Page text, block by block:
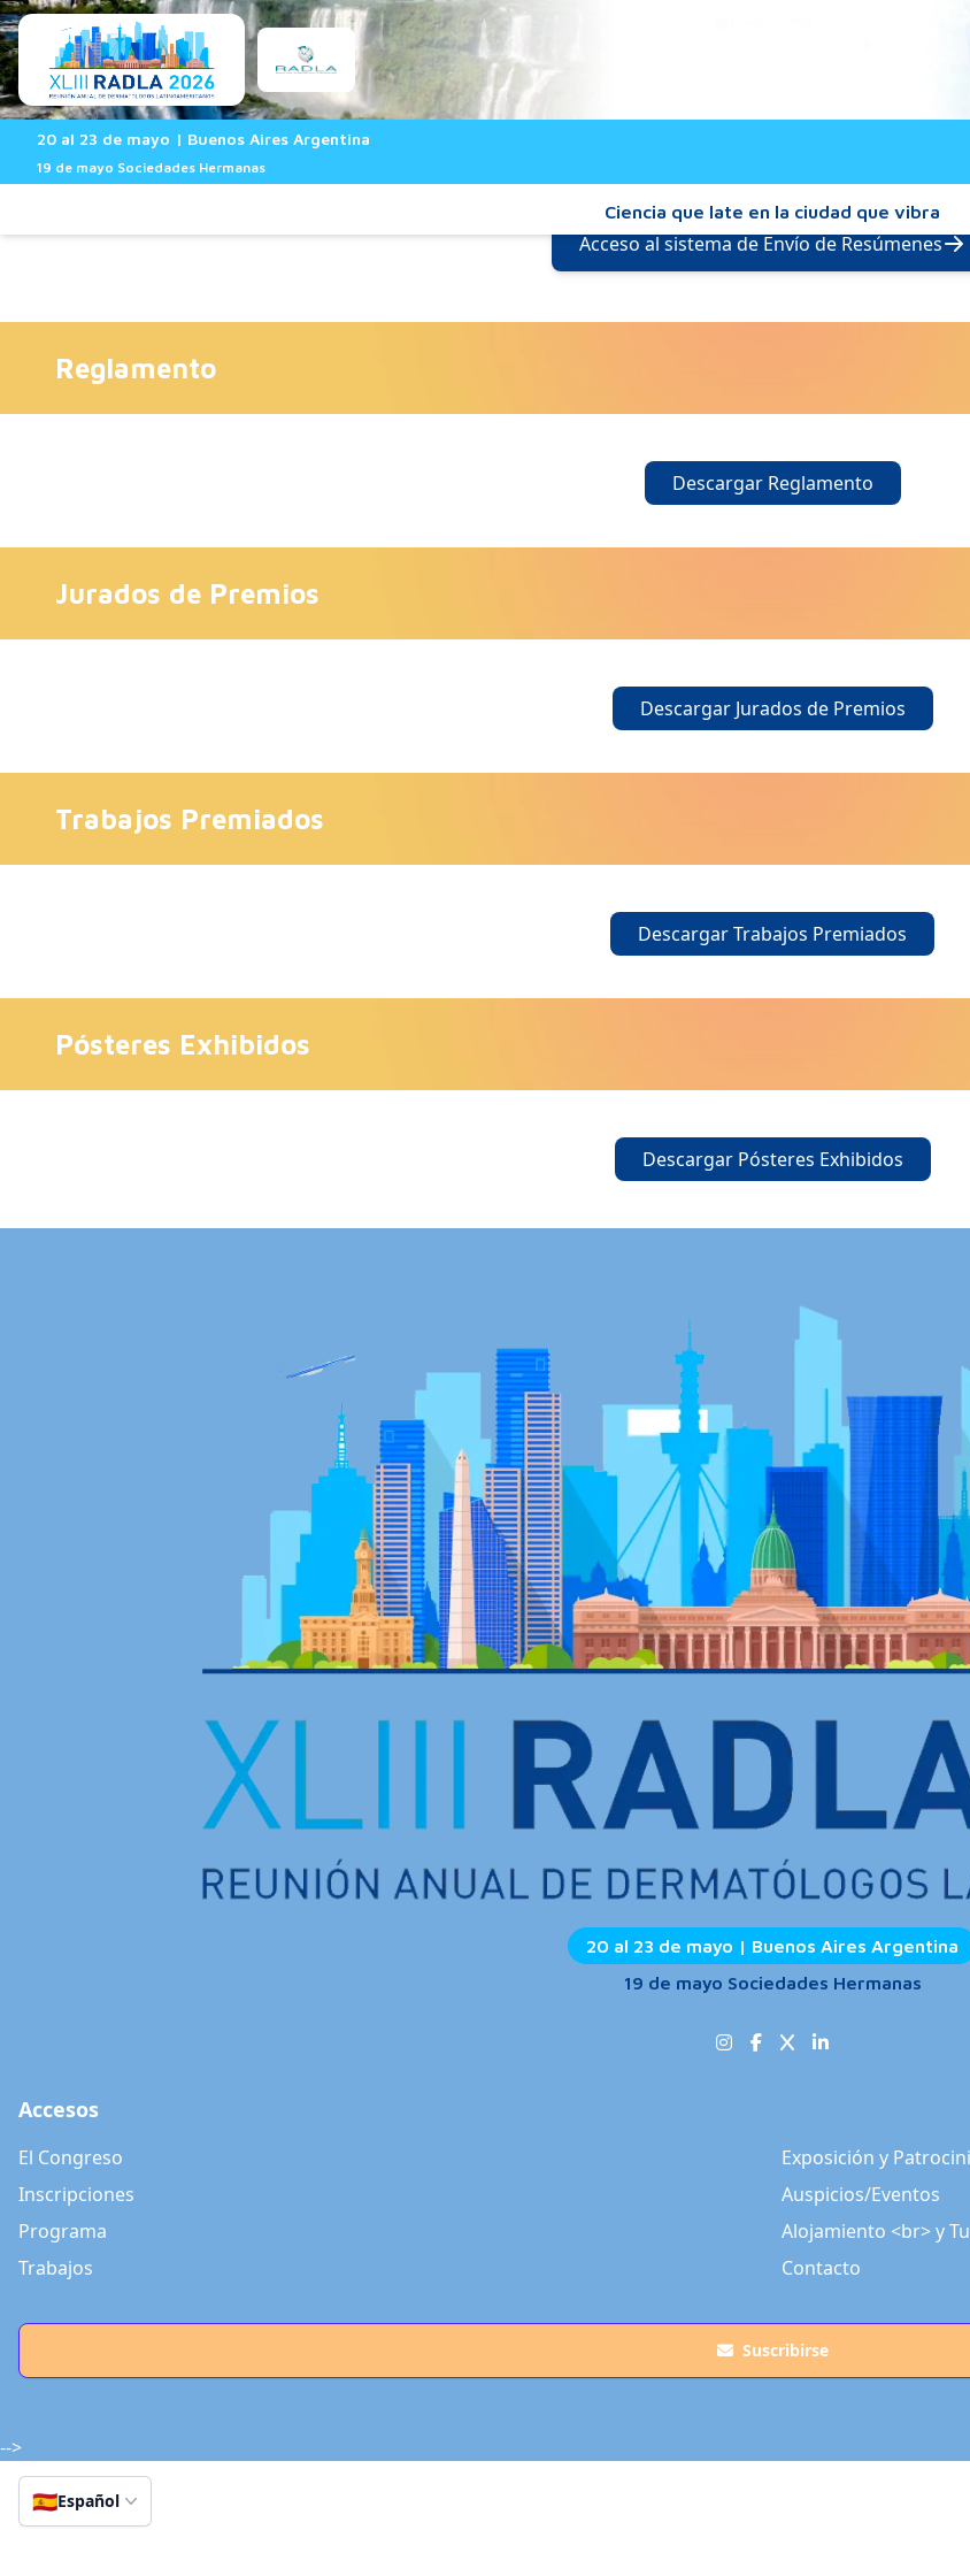
20 al 23 de mayo | Buenos Aires Argentina
19 de mayo Sociedades Hermanas
Ciencia que late en la ciudad que vibra
Presentación de Trabajos
Acceso al sistema de Envío de Resúmenes
Reglamento
Descargar Reglamento
Jurados de Premios
Descargar Jurados de Premios
Trabajos Premiados
Descargar Trabajos Premiados
Pósteres Exhibidos
Descargar Pósteres Exhibidos
20 al 23 de mayo | Buenos Aires Argentina
19 de mayo Sociedades Hermanas
Accesos
El Congreso
Inscripciones
Programa
Trabajos
Exposición y
Auspicios/Eventos
Alojamiento <br> y
Contacto
Suscribirse
-->
🇪🇸Español